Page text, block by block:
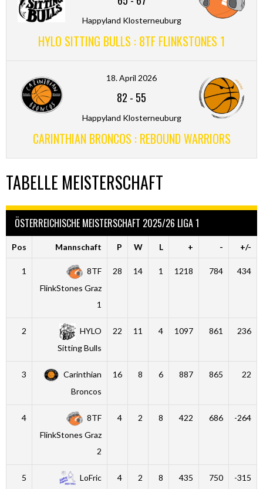
Happyland Klosterneuburg
HYLO SITTING BULLS : 8TF FLINKSTONES 1
18. April 2026
82 - 55
Happyland Klosterneuburg
CARINTHIAN BRONCOS : REBOUND WARRIORS
TABELLE MEISTERSCHAFT
ÖSTERREICHISCHE MEISTERSCHAFT 2025/26 LIGA 1
Pos Mannschaft P W L + - +/-
1
8TF
FlinkStones Graz
1
28 14 1 1218 784 434
2
HYLO
Sitting Bulls
22 11 4 1097 861 236
3
Carinthian
Broncos
16 8 6 887 865 22
4
8TF
FlinkStones Graz
2
4 2 8 422 686 -264
5
LoFric
4 2 8 435 750 -315